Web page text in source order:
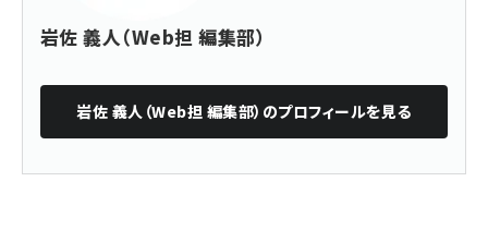
岩佐 義人（Web担 編集部）
岩佐 義人（Web担 編集部） のプロフィールを見る